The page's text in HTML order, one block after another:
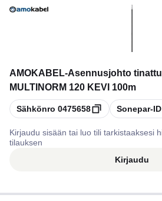
AMOKABEL-Asennusjohto
MULTINORM 120 KEVI 100m
Kopioi
Sähkönro 0475658 Kopioi
Sonepar-ID
Kirjaudu sisään tai luo tili tarkistaaksesi
tilauksen
Kirjaudu